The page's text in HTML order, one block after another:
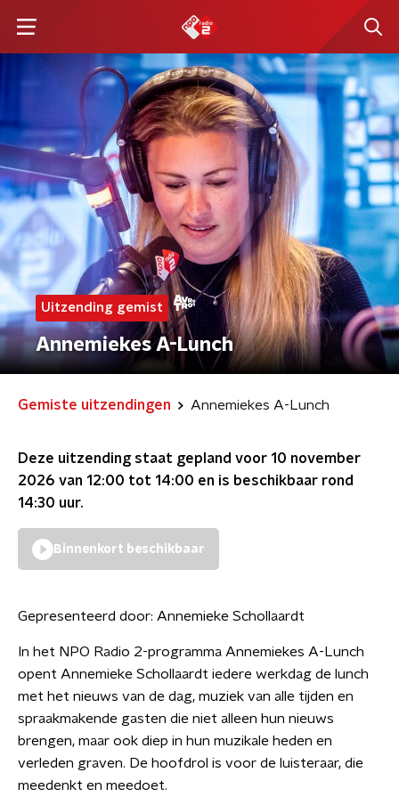
Uitzending gemist
Annemiekes A-Lunch
Gemiste uitzendingen Annemiekes A-Lunch
Deze uitzending staat gepland voor 10 november
2026 van 12:00 tot 14:00 en is beschikbaar rond
14:30 uur.
Binnenkort beschikbaar
Gepresenteerd door: Annemieke Schollaardt
In het NPO Radio 2-programma Annemiekes A-Lunch
opent Annemieke Schollaardt iedere werkdag de lunch
met het nieuws van de dag, muziek van alle tijden en
spraakmakende gasten die niet alleen hun nieuws
brengen, maar ook diep in hun muzikale heden en
verleden graven. De hoofdrol is voor de luisteraar, die
meedenkt en meedoet.